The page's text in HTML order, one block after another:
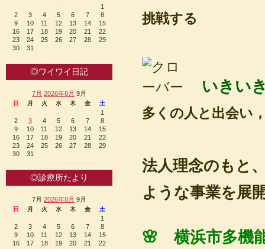
挑戦する
いきい
多くの人と出会い
法人理念のもと
ような事業を展
🌸 横浜市多機
1
2
3 4 5 6 7
8
9
10 11 12 13 14
15
16
17 18 19 20 21
22
23
24 25 26 27 28
29
30
31
◎ワイワイ日記
7月 2026年8月 9月
日 月 火 水 木 金 土
1
2
3 4 5 6 7
8
9
10 11 12 13 14
15
16
17 18 19 20 21
22
23
24 25 26 27 28
29
30
31
◎診療所たより
7月 2026年8月 9月
日 月 火 水 木 金 土
1
2
3 4 5 6 7
8
9
10 11 12 13 14
15
16
17 18 19 20 21
22